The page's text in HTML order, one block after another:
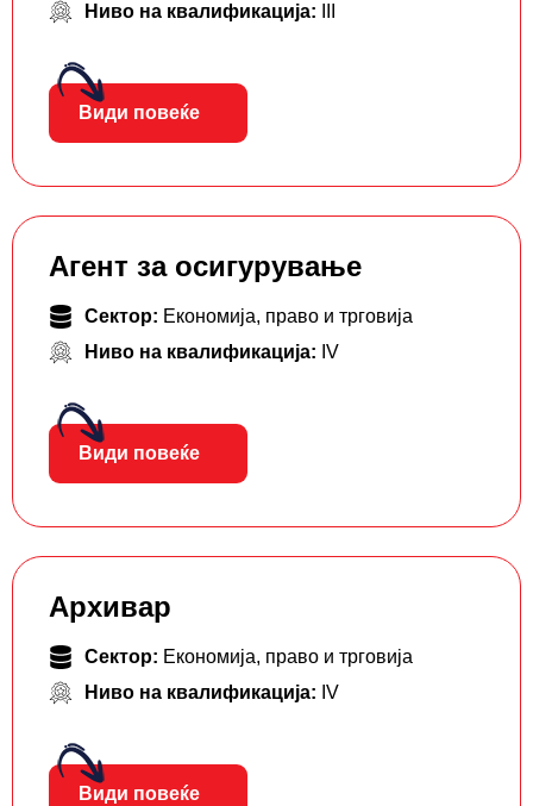
Ниво на квалификација:
Види повеќе
Агент за осигурување
Сектор: Економија, право и трговија
Ниво на квалификација: IV
Види повеќе
Архивар
Сектор: Економија, право и трговија
Ниво на квалификација: IV
Види повеќе